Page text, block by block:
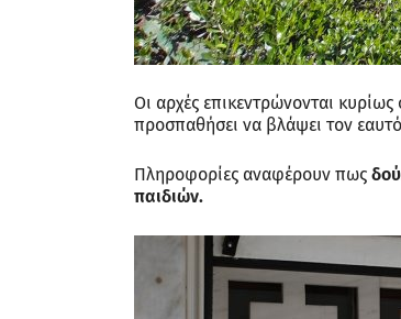
Οι αρχές επικεντρώνονται κυρίως
προσπαθήσει να βλάψει τον
Πληροφορίες αναφέρουν πως
παιδιών.